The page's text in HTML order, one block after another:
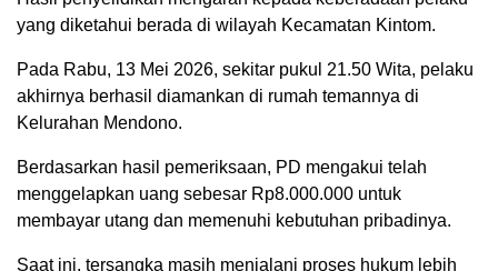
yang diketahui berada di wilayah Kecamatan Kintom.
Pada Rabu, 13 Mei 2026, sekitar pukul 21.50 Wita, pelaku
akhirnya berhasil diamankan di rumah temannya di
Kelurahan Mendono.
Berdasarkan hasil pemeriksaan, PD mengakui telah
menggelapkan uang sebesar Rp8.000.000 untuk
membayar utang dan memenuhi kebutuhan pribadinya.
Saat ini, tersangka masih menjalani proses hukum lebih